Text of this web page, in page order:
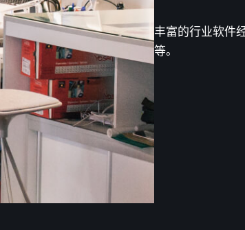
丰富的行业软件
等。